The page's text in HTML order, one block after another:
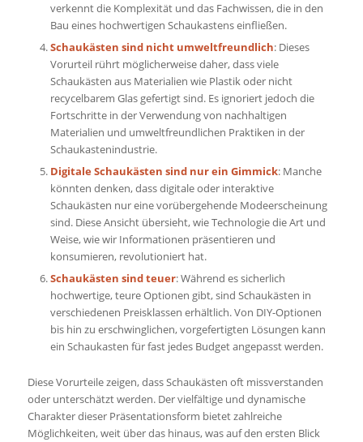
verkennt die Komplexität und das Fachwissen, die in den
Bau eines hochwertigen Schaukastens einfließen.
Schaukästen sind nicht umweltfreundlich: Dieses
Vorurteil rührt möglicherweise daher, dass viele
Schaukästen aus Materialien wie Plastik oder nicht
recycelbarem Glas gefertigt sind. Es ignoriert jedoch die
Fortschritte in der Verwendung von nachhaltigen
Materialien und umweltfreundlichen Praktiken in der
Schaukastenindustrie.
Digitale Schaukästen sind nur ein Gimmick: Manche
könnten denken, dass digitale oder interaktive
Schaukästen nur eine vorübergehende Modeerscheinung
sind. Diese Ansicht übersieht, wie Technologie die Art und
Weise, wie wir Informationen präsentieren und
konsumieren, revolutioniert hat.
Schaukästen sind teuer: Während es sicherlich
hochwertige, teure Optionen gibt, sind Schaukästen in
verschiedenen Preisklassen erhältlich. Von DIY-Optionen
bis hin zu erschwinglichen, vorgefertigten Lösungen kann
ein Schaukasten für fast jedes Budget angepasst werden.
Diese Vorurteile zeigen, dass Schaukästen oft missverstanden
oder unterschätzt werden. Der vielfältige und dynamische
Charakter dieser Präsentationsform bietet zahlreiche
Möglichkeiten, weit über das hinaus, was auf den ersten Blick